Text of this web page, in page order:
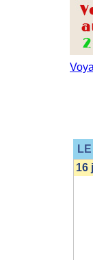
16